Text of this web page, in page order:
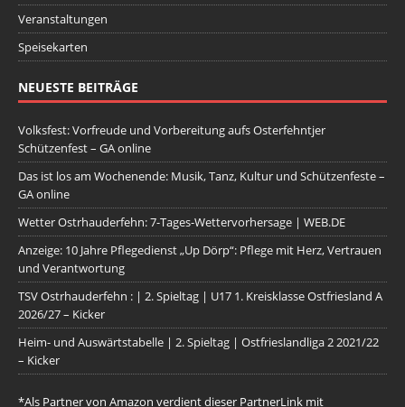
Veranstaltungen
Speisekarten
NEUESTE BEITRÄGE
Volksfest: Vorfreude und Vorbereitung aufs Osterfehntjer
Schützenfest – GA online
Das ist los am Wochenende: Musik, Tanz, Kultur und Schützenfeste –
GA online
Wetter Ostrhauderfehn: 7-Tages-Wettervorhersage | WEB.DE
Anzeige: 10 Jahre Pflegedienst „Up Dörp“: Pflege mit Herz, Vertrauen
und Verantwortung
TSV Ostrhauderfehn : | 2. Spieltag | U17 1. Kreisklasse Ostfriesland A
2026/27 – Kicker
Heim- und Auswärtstabelle | 2. Spieltag | Ostfrieslandliga 2 2021/22
– Kicker
*Als Partner von Amazon verdient dieser PartnerLink mit